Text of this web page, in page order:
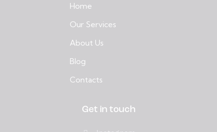
Home
Our Services
About Us
Blog
Contacts
Get in touch